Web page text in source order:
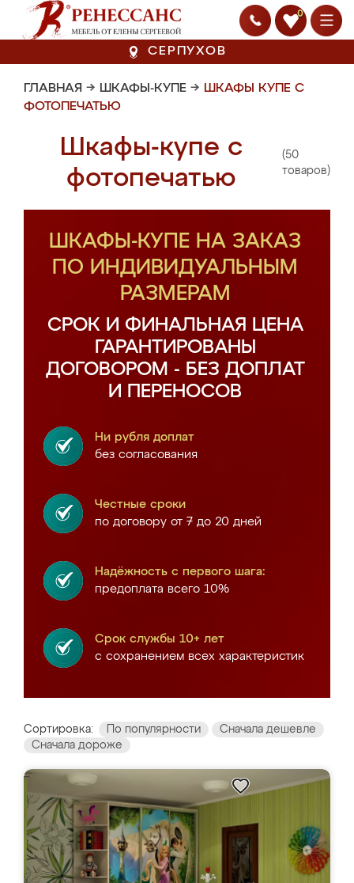
0
СЕРПУХОВ
ГЛАВНАЯ → ШКАФЫ-КУПЕ → ШКАФЫ КУПЕ С
ФОТОПЕЧАТЬЮ
Шкафы-купе с
фотопечатью
(50
товаров)
ШКАФЫ-КУПЕ НА ЗАКАЗ
ПО ИНДИВИДУАЛЬНЫМ
РАЗМЕРАМ
СРОК И ФИНАЛЬНАЯ ЦЕНА
ГАРАНТИРОВАНЫ
ДОГОВОРОМ - БЕЗ ДОПЛАТ
И ПЕРЕНОСОВ
Ни рубля доплат
без согласования
Честные сроки
по договору от 7 до 20 дней
Надёжность с первого шага:
предоплата всего 10%
Срок службы 10+ лет
с сохранением всех характеристик
Сортировка: По популярности
Сначала дешевле
Сначала дороже